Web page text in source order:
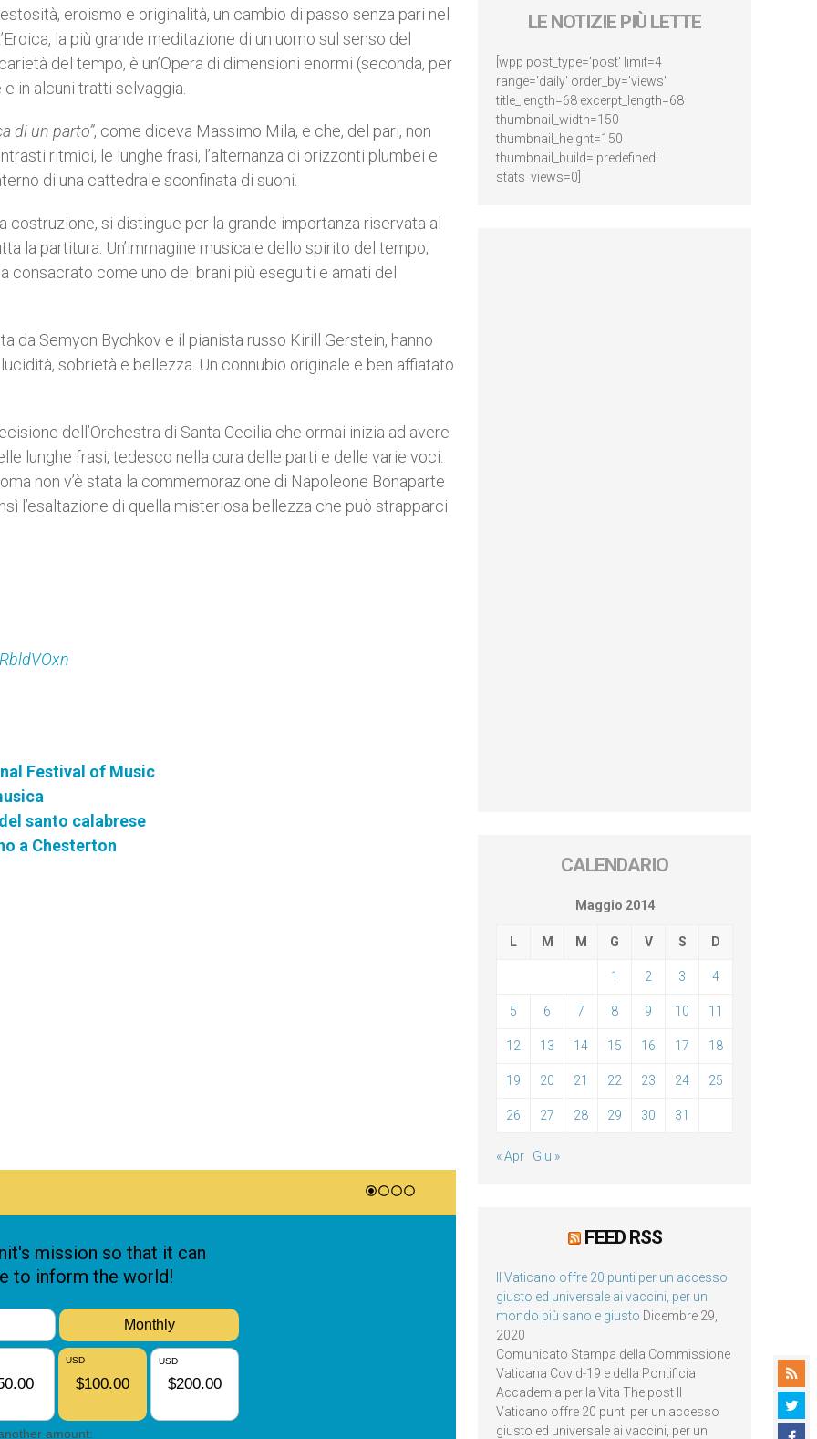
eroismo e originalità, un cambio di passo senza pari nel
la più grande meditazione di un uomo sul senso del
del tempo, è un’Opera di dimensioni enormi (seconda, per
in alcuni tratti selvaggia.
di un parto”, come diceva Massimo Mila, e che, del pari, non
ritmici, le lunghe frasi, l’alternanza di orizzonti plumbei e
di una cattedrale sconfinata di suoni.
si distingue per la grande importanza riservata al
la partitura. Un’immagine musicale dello spirito del tempo,
consacrato come uno dei brani più eseguiti e amati del
da Semyon Bychkov e il pianista russo Kirill Gerstein, hanno
sobrietà e bellezza. Un connubio originale e ben affiatato
dell’Orchestra di Santa Cecilia che ormai inizia ad avere
lunghe frasi, tedesco nella cura delle parti e delle varie voci.
non v’è stata la commemorazione di Napoleone Bonaparte
l’esaltazione di quella misteriosa bellezza che può strapparci
Festival of Music
santo calabrese
a Chesterton
LE NOTIZIE PIÙ LETTE
[wpp post_type='post' limit=4
range='daily' order_by='views'
title_length=68 excerpt_length=68
thumbnail_width=150
thumbnail_height=150
thumbnail_build='predefined'
stats_views=0]
CALENDARIO
Maggio 2014
L M M G V S D
1 2 3 4
5 6 7 8 9 10 11
12 13 14 15 16 17 18
19 20 21 22 23 24 25
26 27 28 29 30 31
« Apr Giu »
FEED RSS
Il Vaticano offre 20 punti per un accesso
giusto ed universale ai vaccini, per un
mondo più sano e giusto Dicembre 29,
2020
Comunicato Stampa della Commissione
Vaticana Covid-19 e della Pontificia
Accademia per la Vita The post Il
Vaticano offre 20 punti per un accesso
giusto ed universale ai vaccini, per un